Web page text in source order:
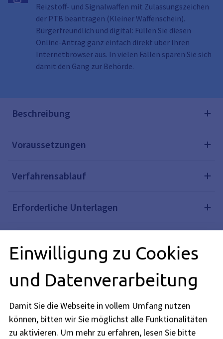
Reizstoff- und Signalwaffen mit Zulassungszeichen
der PTB beantragen (Kleiner Waffenschein).
Bürgerfreundlich und digital: Füllen Sie diesen
Online-Antrag ganz einfach direkt über Ihren
Internetbrowser aus. In vielen Fällen sparen Sie sich
damit den Gang zur Behörde.
Beschreibung
Voraussetzungen
Verfahrensablauf
Erforderliche Unterlagen
Kosten
Rechtsgrundlagen
Weiterführende Links
Einwilligung zu Cookies
und Datenverarbeitung
Damit Sie die Webseite in vollem Umfang nutzen
können, bitten wir Sie möglichst alle Funktionalitäten
zu aktivieren. Um mehr zu erfahren, lesen Sie bitte